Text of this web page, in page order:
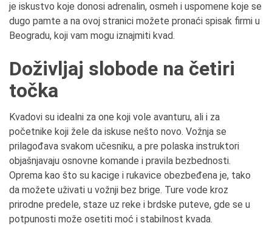
je iskustvo koje donosi adrenalin, osmeh i uspomene koje se
dugo pamte a na ovoj stranici možete pronaći spisak firmi u
Beogradu, koji vam mogu iznajmiti kvad.
Doživljaj slobode na četiri
točka
Kvadovi su idealni za one koji vole avanturu, ali i za
početnike koji žele da iskuse nešto novo. Vožnja se
prilagođava svakom učesniku, a pre polaska instruktori
objašnjavaju osnovne komande i pravila bezbednosti.
Oprema kao što su kacige i rukavice obezbeđena je, tako
da možete uživati u vožnji bez brige. Ture vode kroz
prirodne predele, staze uz reke i brdske puteve, gde se u
potpunosti može osetiti moć i stabilnost kvada.